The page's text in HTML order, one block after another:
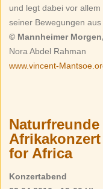
und legt dabei vor
seiner Bewegungen
© Mannheimer
Nora Abdel Rahman
www.vincent-
for Africa
Konzertabend